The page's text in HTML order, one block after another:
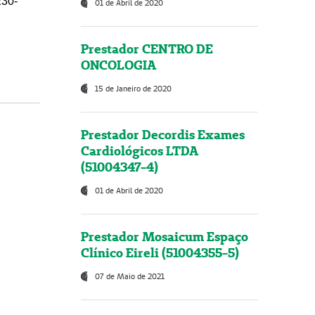
01 de Abril de 2020
Prestador CENTRO DE
ONCOLOGIA
15 de Janeiro de 2020
Prestador Decordis Exames
Cardiológicos LTDA
(51004347-4)
01 de Abril de 2020
Prestador Mosaicum Espaço
Clínico Eireli (51004355-5)
07 de Maio de 2021